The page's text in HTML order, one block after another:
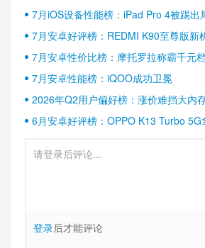
7月iOS设备性能榜：iPad Pro 4被踢出
7月安卓好评榜：REDMI K90至尊版新
半壁江山
7月安卓性价比榜：摩托罗拉称霸千元
7月安卓性能榜：iQOO成功卫冕
2026年Q2用户偏好榜：涨价难挡大内
6月安卓好评榜：OPPO K13 Turbo 5G
登录后才能评论